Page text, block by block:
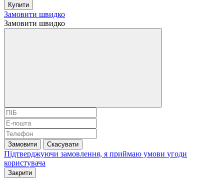
Купити
Замовити швидко
Замовити швидко
Замовити Скасувати
Підтверджуючи замовлення, я приймаю умови угоди
користувача
Закрити